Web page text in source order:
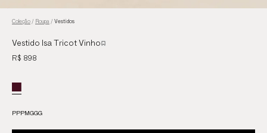
Coleção / Roupa / Vestidos
Vestido Isa Tricot Vinho
R$ 898
PPPMGGG